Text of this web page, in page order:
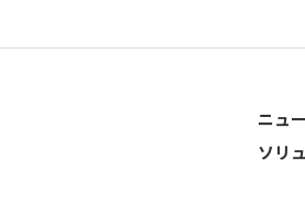
ニュ
ソリ